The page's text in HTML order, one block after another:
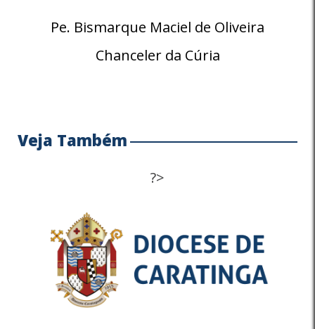
Pe. Bismarque Maciel de Oliveira
Chanceler da Cúria
Veja Também
?>